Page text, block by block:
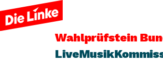
Wahlprüfstein